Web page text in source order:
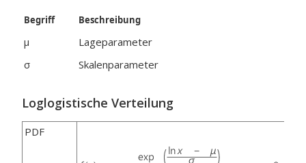
Begriff Beschreibung
μ
Lageparameter
σ
Skalenparameter
Loglogistische Verteilung
PDF